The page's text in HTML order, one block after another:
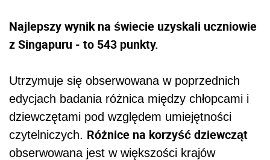
Najlepszy wynik na świecie uzyskali uczniowie
z Singapuru - to 543 punkty.
Utrzymuje się obserwowana w poprzednich
edycjach badania różnica między chłopcami i
dziewczętami pod względem umiejętności
czytelniczych. Różnice na korzyść dziewcząt
obserwowana jest w większości krajów